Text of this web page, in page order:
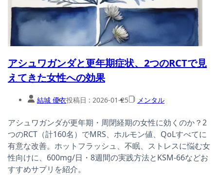
アシュワガンダと更年期症状、2つのRCTで見
えてきた女性への効果
結城 優衣投稿日 : 2026-01-25 メンタル
アシュワガンダが更年期・周閉経期の女性に効くのか？2
つのRCT（計160名）でMRS、ホルモン値、QoLすべてに
有意な改善。ホットフラッシュ、不眠、ストレスに悩む女
性向けに、600mg/日・8週間の実践方法とKSM-66などお
すすめサプリを紹介。